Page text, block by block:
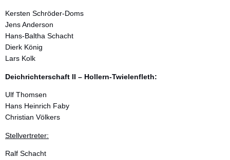
Kersten Schröder-Doms
Jens Anderson
Hans-Baltha Schacht
Dierk König
Lars Kolk
Deichrichterschaft II – Hollern-Twielenfleth:
Ulf Thomsen
Hans Heinrich Faby
Christian Völkers
Stellvertreter:
Ralf Schacht